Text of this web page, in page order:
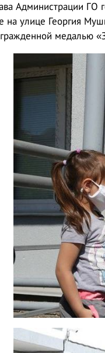
Администрации ГО
на улице Георгия
медалью